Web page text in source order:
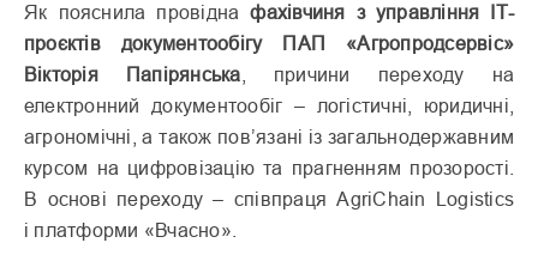
Як пояснила провіднафахівчиня з управління ІТ-
проєктів документообігу ПАП «Агропрод­сервіс»
Вікторія Папірянська , причини переходу на
електрон­ний документообіг – логістичні, юридичні,
агрономічні, а також пов’язані із загальнодержавним
курсом на цифровізацію та прагненням прозорості.
В основі переходу – співпраця AgriChain Logistics
і платформи «Вчасно».